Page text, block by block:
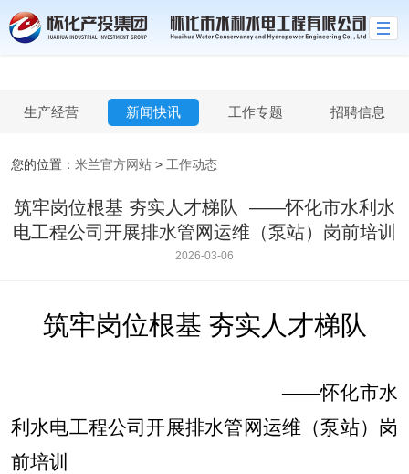
米兰官方网站
生产经营 新闻快讯 工作专题 招聘信息
您的位置： 米兰官方网站 > 工作动态
筑牢岗位根基 夯实人才梯队 ​ ——怀化市水利水
电工程公司开展排水管网运维（泵站）岗前培训
2026-03-06
筑牢岗位根基 夯实人才梯队
——怀化市水
利水电工程公司开展排水管网运维（泵站）岗
前培训